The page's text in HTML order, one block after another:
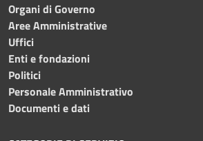
Organi di Governo
Aree Amministrative
Uffici
Enti e fondazioni
Politici
Personale Amministrativo
Documenti e dati